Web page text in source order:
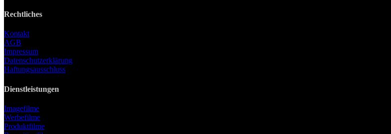
Rechtliches
Kontakt
AGB
Impressum
Datenschutzerklärung
Haftungsausschluss
Dienstleistungen
Imagefilme
Werbefilme
Produktfilme